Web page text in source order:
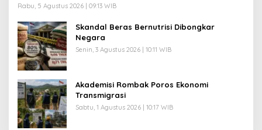
Rabu, 5 Agustus 2026 | 09:13 WIB
Skandal Beras Bernutrisi Dibongkar
Negara
Senin, 3 Agustus 2026 | 10:11 WIB
Akademisi Rombak Poros Ekonomi
Transmigrasi
Sabtu, 1 Agustus 2026 | 10:17 WIB